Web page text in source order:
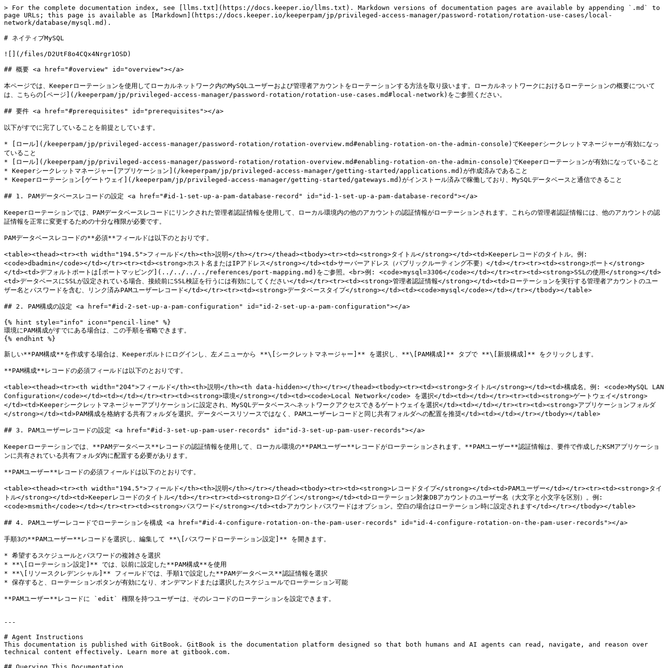
> For the complete documentation index, see [llms.txt](https://docs.keeper.io/llms.txt). Markdown versions of documentation pages are available by appending `.md` to
page URLs; this page is available as [Markdown](https://docs.keeper.io/keeperpam/jp/privileged-access-manager/password-rotation/rotation-use-cases/local-
network/database/mysql.md).
# ネイティブMySQL
![](/files/D2UtF8o4CQx4Nrgr1OSD)
## 概要 <a href="#overview" id="overview"></a>
本ページでは、Keeperローテーションを使用してローカルネットワーク内のMySQLユーザーおよび管理者アカウントをローテーションする方法を取り扱います。ローカルネットワークにおけるローテーションの概要について
は、こちらの[ページ](/keeperpam/jp/privileged-access-manager/password-rotation/rotation-use-cases.md#local-network)をご参照ください。
## 要件 <a href="#prerequisites" id="prerequisites"></a>
以下がすでに完了していることを前提としています。
* [ロール](/keeperpam/jp/privileged-access-manager/password-rotation/rotation-overview.md#enabling-rotation-on-the-admin-console)でKeeperシークレットマネージャーが有効になっ
ていること
* [ロール](/keeperpam/jp/privileged-access-manager/password-rotation/rotation-overview.md#enabling-rotation-on-the-admin-console)でKeeperローテーションが有効になっていること
* Keeperシークレットマネージャー[アプリケーション](/keeperpam/jp/privileged-access-manager/getting-started/applications.md)が作成済みであること
* Keeperローテーション[ゲートウェイ](/keeperpam/jp/privileged-access-manager/getting-started/gateways.md)がインストール済みで稼働しており、MySQLデータベースと通信できること
## 1. PAMデータベースレコードの設定 <a href="#id-1-set-up-a-pam-database-record" id="id-1-set-up-a-pam-database-record"></a>
Keeperローテーションでは、PAMデータベースレコードにリンクされた管理者認証情報を使用して、ローカル環境内の他のアカウントの認証情報がローテーションされます。これらの管理者認証情報には、他のアカウントの認
証情報を正常に変更するための十分な権限が必要です。
PAMデータベースレコードの**必須**フィールドは以下のとおりです。
<table><thead><tr><th width="194.5">フィールド</th><th>説明</th></tr></thead><tbody><tr><td><strong>タイトル</strong></td><td>Keeperレコードのタイトル。例:
<code>dbadmin</code></td></tr><tr><td><strong>ホスト名またはIPアドレス</strong></td><td>サーバーアドレス（パブリックルーティング不要）</td></tr><tr><td><strong>ポート</strong>
</td><td>デフォルトポートは[ポートマッピング](../../../../references/port-mapping.md)をご参照。<br>例: <code>mysql=3306</code></td></tr><tr><td><strong>SSLの使用</strong></td>
<td>データベースにSSLが設定されている場合、接続前にSSL検証を行うには有効にしてください</td></tr><tr><td><strong>管理者認証情報</strong></td><td>ローテーションを実行する管理者アカウントのユー
ザー名とパスワードを含む、リンク済みPAMユーザーレコード</td></tr><tr><td><strong>データベースタイプ</strong></td><td><code>mysql</code></td></tr></tbody></table>
## 2. PAM構成の設定 <a href="#id-2-set-up-a-pam-configuration" id="id-2-set-up-a-pam-configuration"></a>
{% hint style="info" icon="pencil-line" %}
環境にPAM構成がすでにある場合は、この手順を省略できます。
{% endhint %}
新しい**PAM構成**を作成する場合は、Keeperボルトにログインし、左メニューから **\[シークレットマネージャー]** を選択し、**\[PAM構成]** タブで **\[新規構成]** をクリックします。
**PAM構成**レコードの必須フィールドは以下のとおりです。
<table><thead><tr><th width="204">フィールド</th><th>説明</th><th data-hidden></th></tr></thead><tbody><tr><td><strong>タイトル</strong></td><td>構成名。例: <code>MySQL LAN
Configuration</code></td><td></td></tr><tr><td><strong>環境</strong></td><td><code>Local Network</code> を選択</td><td></td></tr><tr><td><strong>ゲートウェイ</strong>
</td><td>Keeperシークレットマネージャーアプリケーションに設定され、MySQLデータベースへネットワークアクセスできるゲートウェイを選択</td><td></td></tr><tr><td><strong>アプリケーションフォルダ
</strong></td><td>PAM構成を格納する共有フォルダを選択。データベースリソースではなく、PAMユーザーレコードと同じ共有フォルダへの配置を推奨</td><td></td></tr></tbody></table>
## 3. PAMユーザーレコードの設定 <a href="#id-3-set-up-pam-user-records" id="id-3-set-up-pam-user-records"></a>
Keeperローテーションでは、**PAMデータベース**レコードの認証情報を使用して、ローカル環境の**PAMユーザー**レコードがローテーションされます。**PAMユーザー**認証情報は、要件で作成したKSMアプリケーショ
ンに共有されている共有フォルダ内に配置する必要があります。
**PAMユーザー**レコードの必須フィールドは以下のとおりです。
<table><thead><tr><th width="194.5">フィールド</th><th>説明</th></tr></thead><tbody><tr><td><strong>レコードタイプ</strong></td><td>PAMユーザー</td></tr><tr><td><strong>タイ
トル</strong></td><td>Keeperレコードのタイトル</td></tr><tr><td><strong>ログイン</strong></td><td>ローテーション対象DBアカウントのユーザー名（大文字と小文字を区別）。例:
<code>msmith</code></td></tr><tr><td><strong>パスワード</strong></td><td>アカウントパスワードはオプション。空白の場合はローテーション時に設定されます</td></tr></tbody></table>
## 4. PAMユーザーレコードでローテーションを構成 <a href="#id-4-configure-rotation-on-the-pam-user-records" id="id-4-configure-rotation-on-the-pam-user-records"></a>
手順3の**PAMユーザー**レコードを選択し、編集して **\[パスワードローテーション設定]** を開きます。
* 希望するスケジュールとパスワードの複雑さを選択
* **\[ローテーション設定]** では、以前に設定した**PAM構成**を使用
* **\[リソースクレデンシャル]** フィールドでは、手順1で設定した**PAMデータベース**認証情報を選択
* 保存すると、ローテーションボタンが有効になり、オンデマンドまたは選択したスケジュールでローテーション可能
**PAMユーザー**レコードに `edit` 権限を持つユーザーは、そのレコードのローテーションを設定できます。
---
# Agent Instructions
This documentation is published with GitBook. GitBook is the documentation platform designed so that both humans and AI agents can read, navigate, and reason over
technical content effectively. Learn more at gitbook.com.